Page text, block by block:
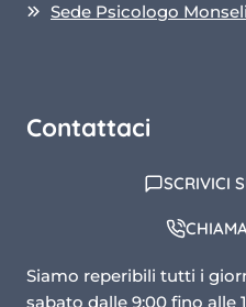
Sede Psicologo
Contattaci
SCRIVICI
Siamo reperibili tutti i
sabato dalle 9:00 fino alle